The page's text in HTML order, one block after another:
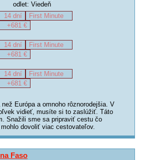
odlet: Viedeň
14 dní
First Minute
+681 €
14 dní
First Minute
+681 €
14 dní
First Minute
+681 €
Európa a omnoho rôznorodejšia. V
vidieť, musíte si to zaslúžiť. Táto
Snažili sme sa pripraviť cestu čo
dovoliť viac cestovateľov.
Faso